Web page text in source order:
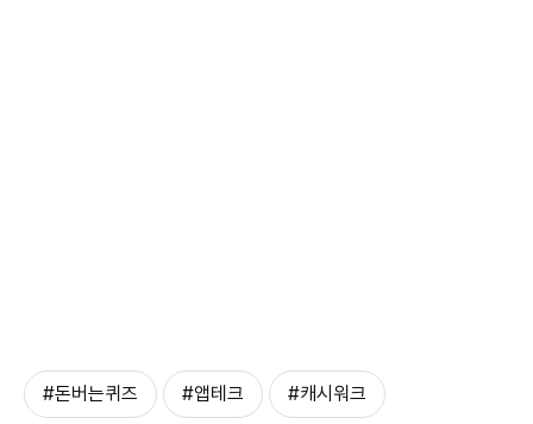
#돈버는퀴즈 #앱테크 #캐시워크